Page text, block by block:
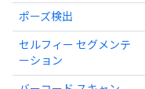
ポーズ検出
セルフィー セグメンテ
ーション